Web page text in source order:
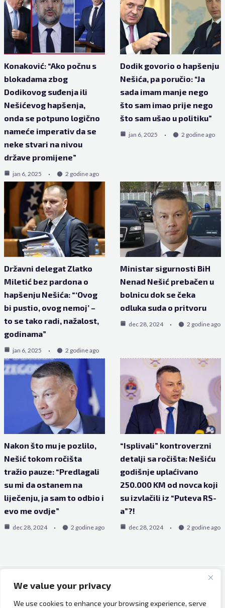
We value your privacy
We use cookies to enhance your browsing experience, serve
Konaković: “Ako počnu s
blokadama zbog
Dodikovog suđenja ili
Nešićevog hapšenja,
onda se potpuno logično
nameće imperativ da se
neke stvari na nivou
države promijene”
jan 6, 2025 2 godine ago
Dodik govorio o hapšenju
Nešića, pa poručio: “Ja
sada imam manje nego
što sam imao prije nego
što sam ušao u politiku”
jan 6, 2025 2 godine ago
Državni delegat Zlatko
Miletić bez pardona o
hapšenju Nešića: “‘Ovog
bi pustio, ovog nemoj’ –
to se tako radi, nažalost,
godinama”
jan 6, 2025 2 godine ago
Ministar sigurnosti BiH
Nenad Nešić prebačen u
bolnicu dok se čeka
odluka suda o pritvoru
dec 28, 2024 2 godine ago
Nakon što mu je pozlilo,
Nešić tokom ročišta
tražio pauze: “Predlagali
su mi da ostanem na
liječenju, ja sam to odbio i
evo me ovdje”
dec 28, 2024 2 godine ago
“Isplivali” kontroverzni
detalji sa ročišta: Nešiću
godišnje uplaćivano
250.000 KM od novca koji
su izvlačili iz “Puteva RS-
a”?!
dec 28, 2024 2 godine ago
Copyright © 2026 Bh Dijaspora.
O nama